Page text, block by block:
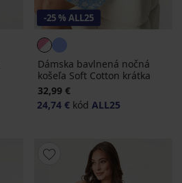
-25 % ALL25
Dámska bavlnená nočná
košeľa Soft Cotton krátka
32,99 €
24,74 € kód ALL25